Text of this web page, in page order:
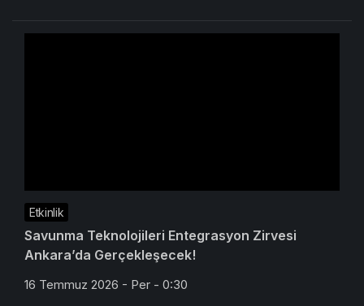
Etkinlik
Savunma Teknolojileri Entegrasyon Zirvesi
Ankara’da Gerçekleşecek!
16 Temmuz 2026 - Per - 0:30